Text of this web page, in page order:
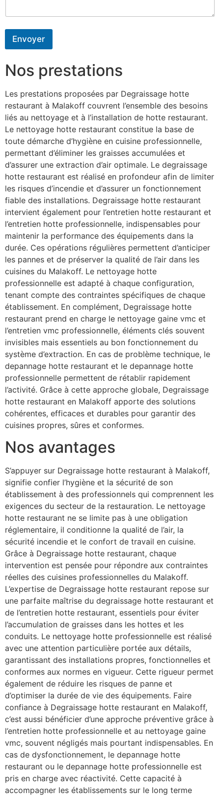
Envoyer
Nos prestations
Les prestations proposées par Degraissage hotte
restaurant à Malakoff couvrent l’ensemble des besoins
liés au nettoyage et à l’installation de hotte restaurant.
Le nettoyage hotte restaurant constitue la base de
toute démarche d’hygiène en cuisine professionnelle,
permettant d’éliminer les graisses accumulées et
d’assurer une extraction d’air optimale. Le degraissage
hotte restaurant est réalisé en profondeur afin de limiter
les risques d’incendie et d’assurer un fonctionnement
fiable des installations. Degraissage hotte restaurant
intervient également pour l’entretien hotte restaurant et
l’entretien hotte professionnelle, indispensables pour
maintenir la performance des équipements dans la
durée. Ces opérations régulières permettent d’anticiper
les pannes et de préserver la qualité de l’air dans les
cuisines du Malakoff. Le nettoyage hotte
professionnelle est adapté à chaque configuration,
tenant compte des contraintes spécifiques de chaque
établissement. En complément, Degraissage hotte
restaurant prend en charge le nettoyage gaine vmc et
l’entretien vmc professionnelle, éléments clés souvent
invisibles mais essentiels au bon fonctionnement du
système d’extraction. En cas de problème technique, le
depannage hotte restaurant et le depannage hotte
professionnelle permettent de rétablir rapidement
l’activité. Grâce à cette approche globale, Degraissage
hotte restaurant en Malakoff apporte des solutions
cohérentes, efficaces et durables pour garantir des
cuisines propres, sûres et conformes.
Nos avantages
S’appuyer sur Degraissage hotte restaurant à Malakoff,
signifie confier l’hygiène et la sécurité de son
établissement à des professionnels qui comprennent les
exigences du secteur de la restauration. Le nettoyage
hotte restaurant ne se limite pas à une obligation
réglementaire, il conditionne la qualité de l’air, la
sécurité incendie et le confort de travail en cuisine.
Grâce à Degraissage hotte restaurant, chaque
intervention est pensée pour répondre aux contraintes
réelles des cuisines professionnelles du Malakoff.
L’expertise de Degraissage hotte restaurant repose sur
une parfaite maîtrise du degraissage hotte restaurant et
de l’entretien hotte restaurant, essentiels pour éviter
l’accumulation de graisses dans les hottes et les
conduits. Le nettoyage hotte professionnelle est réalisé
avec une attention particulière portée aux détails,
garantissant des installations propres, fonctionnelles et
conformes aux normes en vigueur. Cette rigueur permet
également de réduire les risques de panne et
d’optimiser la durée de vie des équipements. Faire
confiance à Degraissage hotte restaurant en Malakoff,
c’est aussi bénéficier d’une approche préventive grâce à
l’entretien hotte professionnelle et au nettoyage gaine
vmc, souvent négligés mais pourtant indispensables. En
cas de dysfonctionnement, le depannage hotte
restaurant ou le depannage hotte professionnelle est
pris en charge avec réactivité. Cette capacité à
accompagner les établissements sur le long terme